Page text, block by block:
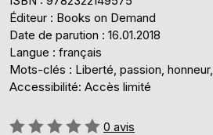
Éditeur : Books on Demand
Date de parution : 16.01.2018
Langue : français
Mots-clés : Liberté, passion,
Accessibilité: Accès limité
Évaluation:
0 avis